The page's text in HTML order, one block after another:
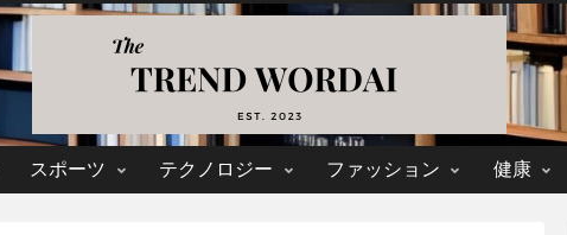
スポーツ テクノロジー ファッション 健康